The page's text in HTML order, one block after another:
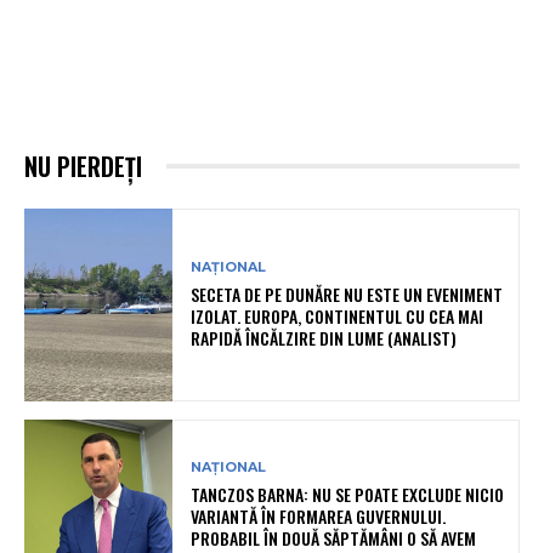
NU PIERDEȚI
NAȚIONAL
SECETA DE PE DUNĂRE NU ESTE UN EVENIMENT
IZOLAT. EUROPA, CONTINENTUL CU CEA MAI
RAPIDĂ ÎNCĂLZIRE DIN LUME (ANALIST)
NAȚIONAL
TANCZOS BARNA: NU SE POATE EXCLUDE NICIO
VARIANTĂ ÎN FORMAREA GUVERNULUI.
PROBABIL ÎN DOUĂ SĂPTĂMÂNI O SĂ AVEM